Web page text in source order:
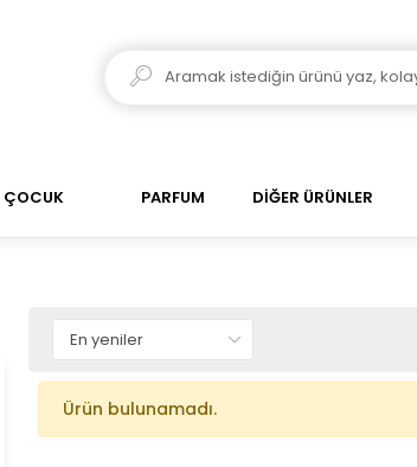
ÇOCUK PARFUM DİĞER ÜRÜNLER
Ürün bulunamadı.